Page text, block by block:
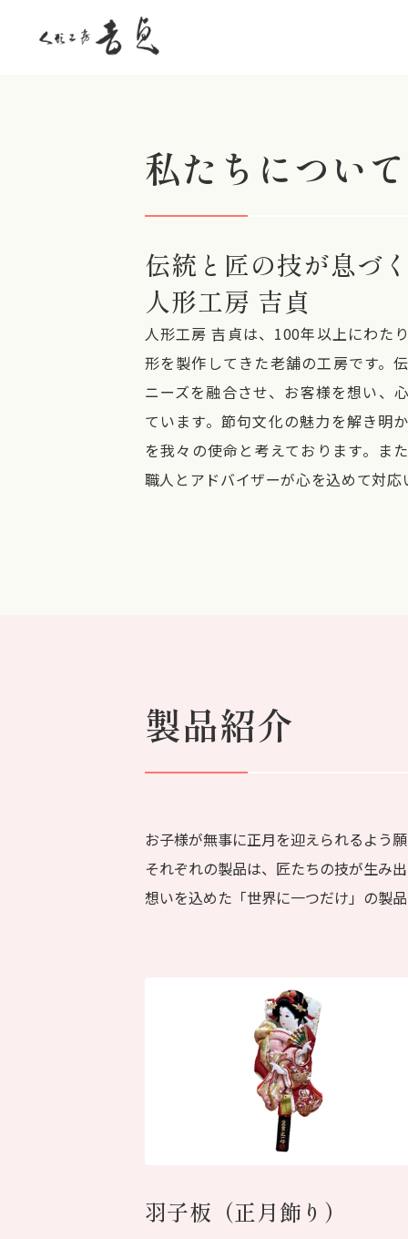
新着情報
私たちについて
伝統と匠の技が息づ
人形工房 吉貞
人形工房 吉貞は、100年以上にわた
形を製作してきた老舗の工房です。
ニーズを融合させ、お客様を想い、
ています。節句文化の魅力を解き明
を我々の使命と考えております。ま
職人とアドバイザーが心を込めて対応
製品紹介
お子様が無事に正月を迎えられるよう
それぞれの製品は、匠たちの技が生み
想いを込めた「世界に一つだけ」の製
羽子板（正月飾り）